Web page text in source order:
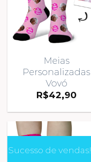
Meias
Personalizadas
Vovó
R$42,90
Sucesso de vendas!